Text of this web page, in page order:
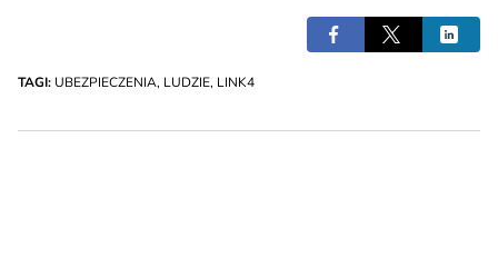
TAGI: UBEZPIECZENIA, LUDZIE, LINK4